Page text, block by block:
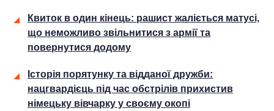
Квиток в один кінець: рашист жаліється матусі,
що неможливо звільнитися з армії та
повернутися додому
Історія порятунку та відданої дружби:
нацгвардієць під час обстрілів прихистив
німецьку вівчарку у своєму окопі